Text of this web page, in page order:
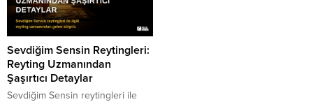
Sevdiğim Sensin Reytingleri:
Reyting Uzmanından
Şaşırtıcı Detaylar
Sevdiğim Sensin reytingleri ile